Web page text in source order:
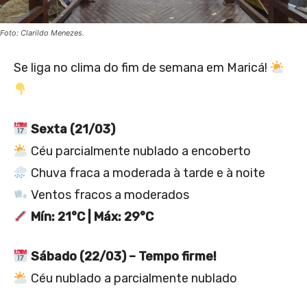
Foto: Clarildo Menezes.
Se liga no clima do fim de semana em Maricá!
Sexta (21/03)
Céu parcialmente nublado a encoberto
Chuva fraca a moderada à tarde e à noite
Ventos fracos a moderados
Mín: 21°C | Máx: 29°C
Sábado (22/03) – Tempo firme!
Céu nublado a parcialmente nublado